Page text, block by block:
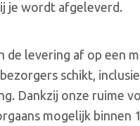
je wordt afgeleverd.
de levering af op een
schikt,
Dankzij onze ruime
mogelijk binnen